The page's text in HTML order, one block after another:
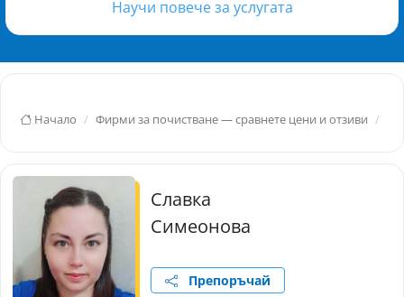
Научи повече за услугата
Начало Фирми за почистване — сравнете цени и отзиви
Славка
Симеонова
Препоръчай